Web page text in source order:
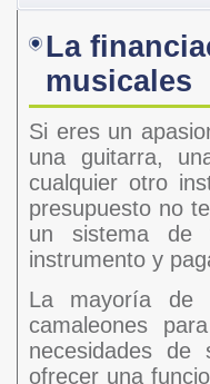
La
musicales
Si eres un
una guitarra,
cualquier otro
presupuesto no
un sistema de
instrumento y
La mayoría de
camaleones
necesidades de
ofrecer una